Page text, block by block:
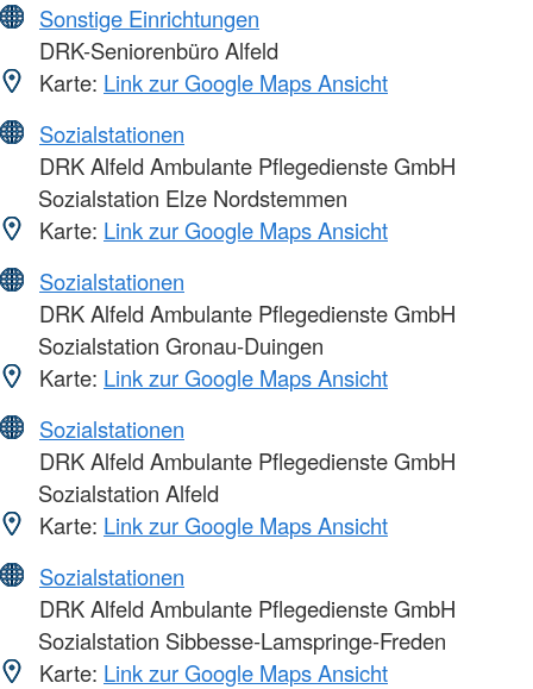
Sonstige Einrichtungen
DRK-Seniorenbüro Alfeld
Karte: Link zur Google Maps Ansicht
Sozialstationen
DRK Alfeld Ambulante Pflegedienste GmbH
Sozialstation Elze Nordstemmen
Karte: Link zur Google Maps Ansicht
Sozialstationen
DRK Alfeld Ambulante Pflegedienste GmbH
Sozialstation Gronau-Duingen
Karte: Link zur Google Maps Ansicht
Sozialstationen
DRK Alfeld Ambulante Pflegedienste GmbH
Sozialstation Alfeld
Karte: Link zur Google Maps Ansicht
Sozialstationen
DRK Alfeld Ambulante Pflegedienste GmbH
Sozialstation Sibbesse-Lamspringe-Freden
Karte: Link zur Google Maps Ansicht